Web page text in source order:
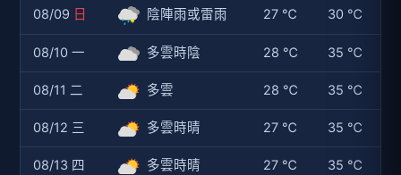
08/09 日 陰陣雨或雷雨 27 ℃ 30 ℃
08/10 一 多雲時陰 28 ℃ 35 ℃
08/11 二 多雲 28 ℃ 35 ℃
08/12 三 多雲時晴 27 ℃ 35 ℃
08/13 四 多雲時晴 27 ℃ 35 ℃